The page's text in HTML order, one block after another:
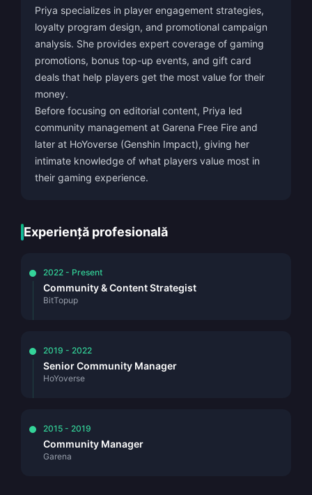
Priya specializes in player engagement strategies,
loyalty program design, and promotional campaign
analysis. She provides expert coverage of gaming
promotions, bonus top-up events, and gift card
deals that help players get the most value for their
money.
Before focusing on editorial content, Priya led
community management at Garena Free Fire and
later at HoYoverse (Genshin Impact), giving her
intimate knowledge of what players value most in
their gaming experience.
Experiență profesională
2022 - Present
Community & Content Strategist
BitTopup
2019 - 2022
Senior Community Manager
HoYoverse
2015 - 2019
Community Manager
Garena